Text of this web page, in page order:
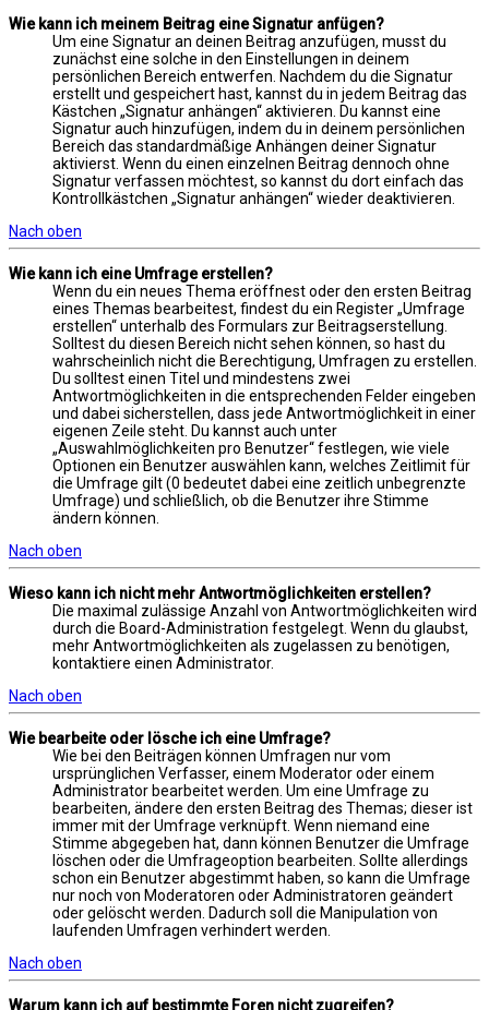
Wie kann ich meinem Beitrag eine Signatur anfügen?
Um eine Signatur an deinen Beitrag anzufügen, musst du
zunächst eine solche in den Einstellungen in deinem
persönlichen Bereich entwerfen. Nachdem du die Signatur
erstellt und gespeichert hast, kannst du in jedem Beitrag das
Kästchen „Signatur anhängen“ aktivieren. Du kannst eine
Signatur auch hinzufügen, indem du in deinem persönlichen
Bereich das standardmäßige Anhängen deiner Signatur
aktivierst. Wenn du einen einzelnen Beitrag dennoch ohne
Signatur verfassen möchtest, so kannst du dort einfach das
Kontrollkästchen „Signatur anhängen“ wieder deaktivieren.
Nach oben
Wie kann ich eine Umfrage erstellen?
Wenn du ein neues Thema eröffnest oder den ersten Beitrag
eines Themas bearbeitest, findest du ein Register „Umfrage
erstellen“ unterhalb des Formulars zur Beitragserstellung.
Solltest du diesen Bereich nicht sehen können, so hast du
wahrscheinlich nicht die Berechtigung, Umfragen zu erstellen.
Du solltest einen Titel und mindestens zwei
Antwortmöglichkeiten in die entsprechenden Felder eingeben
und dabei sicherstellen, dass jede Antwortmöglichkeit in einer
eigenen Zeile steht. Du kannst auch unter
„Auswahlmöglichkeiten pro Benutzer“ festlegen, wie viele
Optionen ein Benutzer auswählen kann, welches Zeitlimit für
die Umfrage gilt (0 bedeutet dabei eine zeitlich unbegrenzte
Umfrage) und schließlich, ob die Benutzer ihre Stimme
ändern können.
Nach oben
Wieso kann ich nicht mehr Antwortmöglichkeiten erstellen?
Die maximal zulässige Anzahl von Antwortmöglichkeiten wird
durch die Board-Administration festgelegt. Wenn du glaubst,
mehr Antwortmöglichkeiten als zugelassen zu benötigen,
kontaktiere einen Administrator.
Nach oben
Wie bearbeite oder lösche ich eine Umfrage?
Wie bei den Beiträgen können Umfragen nur vom
ursprünglichen Verfasser, einem Moderator oder einem
Administrator bearbeitet werden. Um eine Umfrage zu
bearbeiten, ändere den ersten Beitrag des Themas; dieser ist
immer mit der Umfrage verknüpft. Wenn niemand eine
Stimme abgegeben hat, dann können Benutzer die Umfrage
löschen oder die Umfrageoption bearbeiten. Sollte allerdings
schon ein Benutzer abgestimmt haben, so kann die Umfrage
nur noch von Moderatoren oder Administratoren geändert
oder gelöscht werden. Dadurch soll die Manipulation von
laufenden Umfragen verhindert werden.
Nach oben
Warum kann ich auf bestimmte Foren nicht zugreifen?